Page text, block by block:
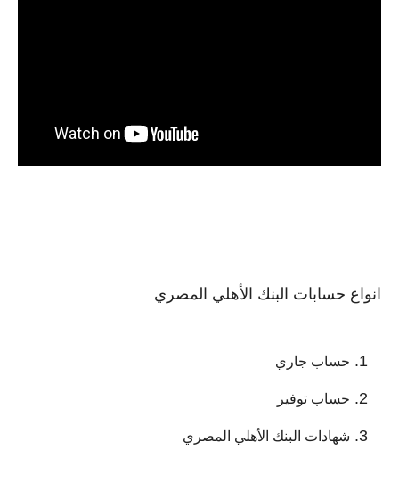
انواع حسابات البنك الأهلي المصري
حساب جاري
حساب توفير
شهادات البنك الأهلي المصري